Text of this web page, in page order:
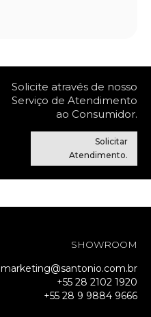
Solicite através de nosso
Serviço de Atendimento
ao Consumidor.
Solicitar
Atendimento.
SHOWROOM
marketing@santonio.com.br
+55 28 2102 1920
+55 28 9 9884 9666